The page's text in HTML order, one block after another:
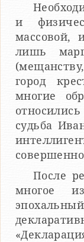
и
массовой,
лишь
город
многие
судьба
После
многое